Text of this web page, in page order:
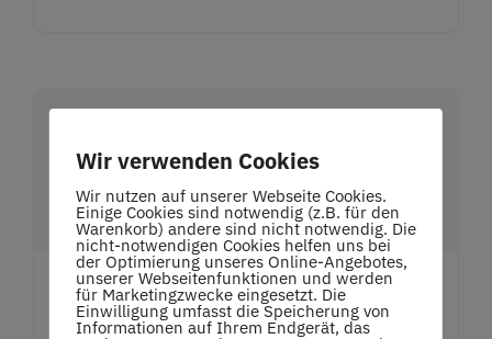
Beim Tennisclub Oberstenfeld
Sind Vorstellungen Und Wünsche
Wir verwenden Cookies
Wir nutzen auf unserer Webseite Cookies.
Einige Cookies sind notwendig (z.B. für den
Warenkorb) andere sind nicht notwendig. Die
nicht-notwendigen Cookies helfen uns bei
der Optimierung unseres Online-Angebotes,
unserer Webseitenfunktionen und werden
für Marketingzwecke eingesetzt. Die
Einwilligung umfasst die Speicherung von
Informationen auf Ihrem Endgerät, das